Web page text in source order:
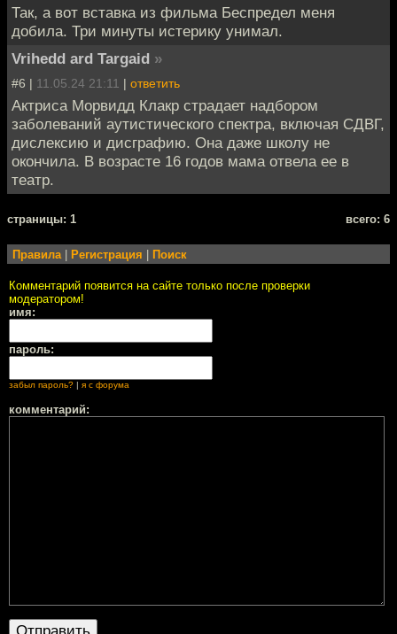
Так, а вот вставка из фильма Беспредел меня
добила. Три минуты истерику унимал.
Vrihedd ard Targaid »
#6 | 11.05.24 21:11 | ответить
Актриса Морвидд Клакр страдает надбором
заболеваний аутистического спектра, включая СДВГ,
дислексию и дисграфию. Она даже школу не
окончила. В возрасте 16 годов мама отвела ее в
театр.
cтраницы: 1 всего: 6
Правила Регистрация Поиск
Комментарий появится на сайте только после проверки
модератором!
имя:
пароль:
забыл пароль? | я с форума
комментарий: